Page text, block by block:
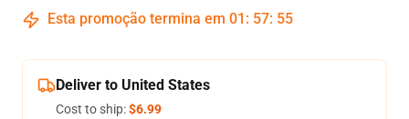
Esta promoção termina em 01 : 57: 54
Deliver to United States
Cost to ship:$6.99